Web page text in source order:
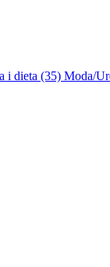
i dieta (35) Moda/